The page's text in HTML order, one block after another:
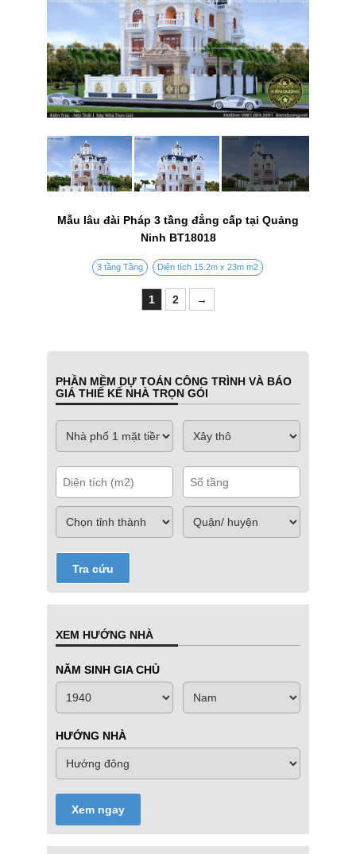
Mẫu lâu đài Pháp 3 tầng đẳng cấp tại Quảng
Ninh BT18018
3 tầng Tầng Diện tích 15.2m x 23m m2
1 2 →
PHẦN MỀM DỰ TOÁN CÔNG TRÌNH VÀ BÁO
GIÁ THIẾ KẾ NHÀ TRỌN GÓI
Tra cứu
XEM HƯỚNG NHÀ
NĂM SINH GIA CHỦ
HƯỚNG NHÀ
Xem ngay